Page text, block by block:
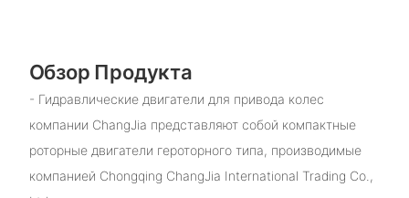
Обзор Продукта
- Гидравлические двигатели для привода колес
компании ChangJia представляют собой компактные
роторные двигатели героторного типа, производимые
компанией Chongqing ChangJia International Trading Co.,